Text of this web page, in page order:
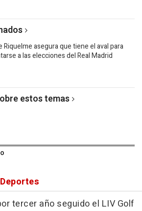
Riquelme asegura que tiene el aval para
a las elecciones del Real Madrid
estos temas
tercer año seguido el LIV Golf